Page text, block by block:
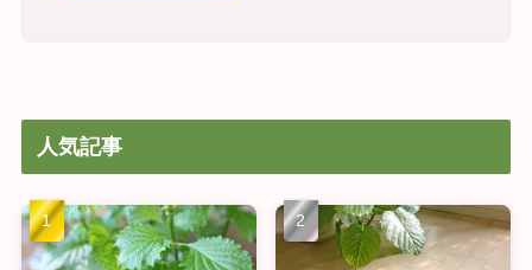
人気記事